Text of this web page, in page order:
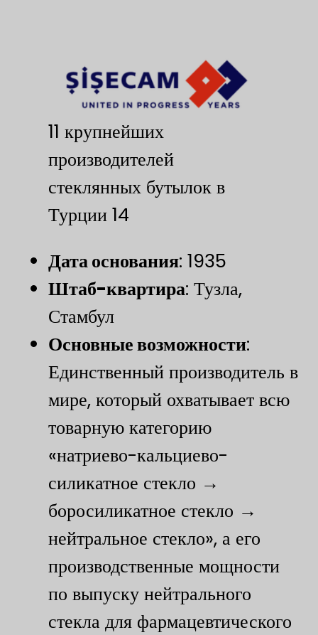
11 крупнейших
производителей
стеклянных бутылок в
Турции 14
Дата основания​: 1935
​Штаб-квартира​​: Тузла,
Стамбул
​Основные возможности​​:
Единственный производитель в
мире, который охватывает всю
товарную категорию
«натриево-кальциево-
силикатное стекло →
боросиликатное стекло →
нейтральное стекло», а его
производственные мощности
по выпуску нейтрального
стекла для фармацевтического